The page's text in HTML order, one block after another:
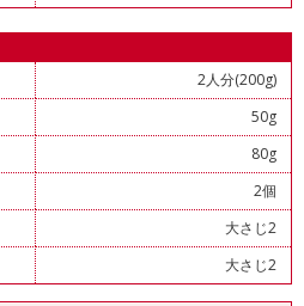
2人分(200g)
50g
80g
2個
大さじ2
大さじ2